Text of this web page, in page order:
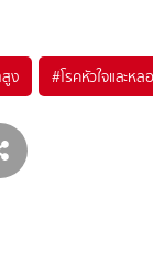
ง #โรคหัวใจและหล